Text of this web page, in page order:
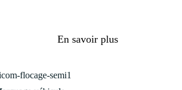
En savoir plus